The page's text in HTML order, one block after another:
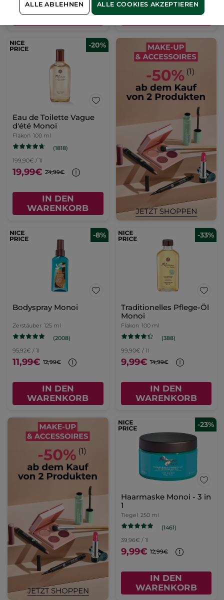
IN DEN
IN DEN
-20%
Eau de Toilette Vague
d'été Monoi
Flakon 100 ml
(1818)
199,90€ / 1l
19,99€ 24,99€
IN DEN
WARENKORB
-8%
Bodyspray Monoi
Zerstäuber 125 ml
(2008)
95,92€ / 1l
11,99€ 12,99€
IN DEN
WARENKORB
-33%
Traditionelles Pflege-Öl
Monoi
Flakon 100 ml
(388)
99,90€ / 1l
9,99€ 14,99€
IN DEN
WARENKORB
-23%
Haarmaske Monoi - 3 in
1
Tiegel 250 ml
(1461)
39,96€ / 1l
9,99€ 12,99€
IN DEN
WARENKORB
ALLE ABLEHNEN ALLE COOKIES AKZEPTIEREN